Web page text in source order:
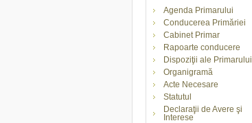
Agenda Primarului
Conducerea Primăriei
Cabinet Primar
Rapoarte conducere
Dispoziţii ale Primarului
Organigramă
Acte Necesare
Statutul
Declaraţii de Avere şi
Interese